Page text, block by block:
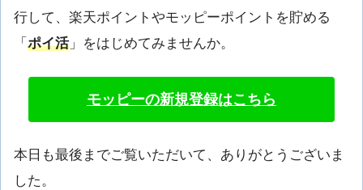
行して、楽天ポイントやモッピーポイントを貯める
「 ポイ活」をはじめてみませんか。
モッピーの新規登録はこちら
本日も最後までご覧いただいて、ありがとうございま
した。